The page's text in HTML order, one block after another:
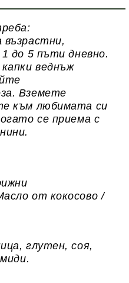
:
възрастни,
до 5 пъти дневно.
веднъж
Вземете
към любимата си
се приема с
от кокосово /
глутен, соя,